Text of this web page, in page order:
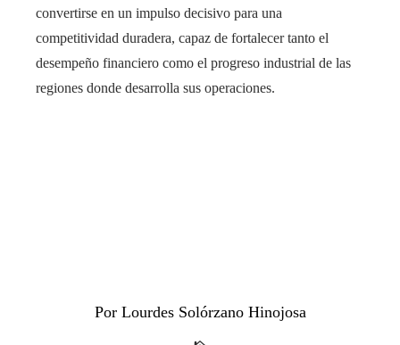
convertirse en un impulso decisivo para una
competitividad duradera, capaz de fortalecer tanto el
desempeño financiero como el progreso industrial de las
regiones donde desarrolla sus operaciones.
Por Lourdes Solórzano Hinojosa